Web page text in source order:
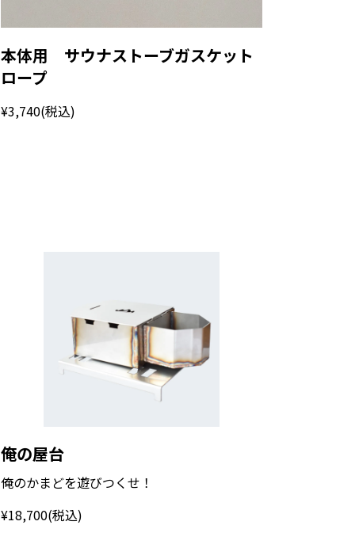
本体用 サウナストーブガスケット
ロープ
¥3,740(税込)
俺の屋台
俺のかまどを遊びつくせ！
¥18,700(税込)